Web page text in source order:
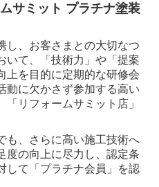
サミット プラチナ塗装
し、お客さまとの大切なつ
いて、「技術力」や「提案
上を目的に定期的な研修会
動に欠かさず参加する高い
リフォームサミット店」
も、さらに高い施工技術へ
度の向上に尽力し、認定条
して「プラチナ会員」を認